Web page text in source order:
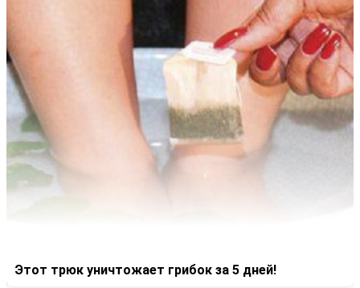
Этот трюк уничтожает грибок за 5 дней!